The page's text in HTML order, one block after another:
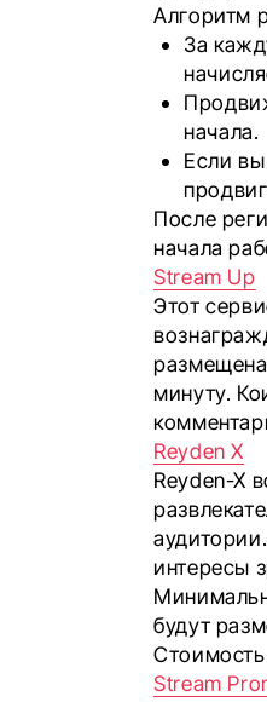
Алгоритм
За
начала.
Если
После
начала
Stream Up
Этот
минуту.
Reyden X
Reyden-X
интересы
будут
Stream